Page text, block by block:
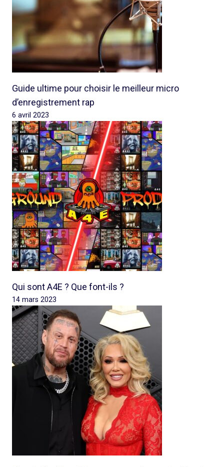
Guide ultime pour choisir le meilleur micro
d’enregistrement rap
6 avril 2023
Qui sont A4E ? Que font-ils ?
14 mars 2023